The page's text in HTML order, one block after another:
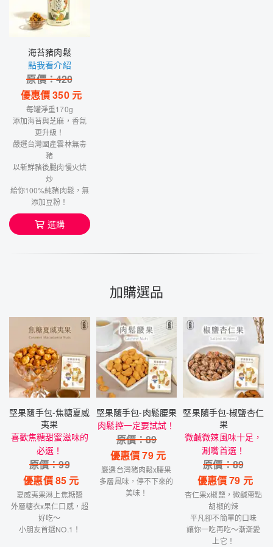
海苔豬肉鬆
點我看介紹
原價：420
優惠價350元
每罐淨重170g
添加海苔與芝麻，香氣
更升級！
嚴選台灣國產雲林無毒
豬
以新鮮豬後腿肉慢火烘
炒
給你100%純豬肉鬆，無
添加豆粉！
選購
加購選品
堅果隨手包-焦糖夏威
夷果
喜歡焦糖甜蜜滋味的
必選！
原價：99
優惠價85 元
夏威夷果淋上焦糖醬
外層糖衣x果仁口感，超
好吃～
小朋友首選NO.1！
堅果隨手包-肉鬆腰果
肉鬆控一定要試試！
原價：89
優惠價79元
嚴選台灣豬肉鬆x腰果
多層風味，停不下來的
美味！
堅果隨手包-椒鹽杏仁
果
微鹹微辣風味十足，
涮嘴首選！
原價：89
優惠價79 元
杏仁果x椒鹽，微鹹帶點
胡椒的辣
平凡卻不簡單的口味
讓你一吃再吃～漸漸愛
上它！